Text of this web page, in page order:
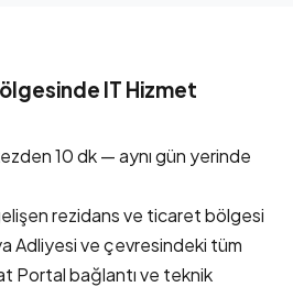
IT Hizmet
10 dk — aynı gün yerinde
rezidans ve ticaret bölgesi
Adliyesi ve çevresindeki tüm
Portal bağlantı ve teknik